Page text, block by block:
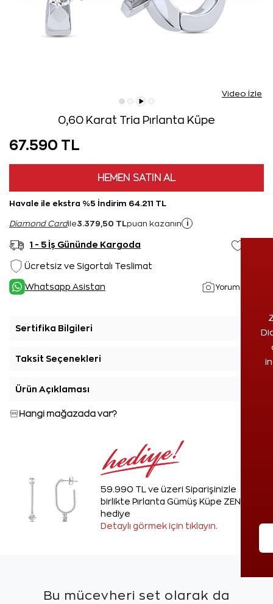
Video İzle
0,60 Karat Tria Pırlanta Küpe
67.590 TL
HEMEN SATIN AL
Havale ile ekstra %5 İndirim 64.211 TL
Diamond Cardile3.379,50 TL puan kazanın i
1 - 5 İş Gününde Kargoda
Ücretsiz ve Sigortalı Teslimat
Whatsapp Asistan Yorumlar(1)
Sertifika Bilgileri
Taksit Seçenekleri
Ürün Açıklaması
Hangi mağazada var?
59.990 TL ve üzeri Siparişinizle
birlikte Pırlanta Gümüş Küpe ZEN'den
hediye
Detaylı görmek için tıklayın.
Bu mücevheri set olarak da